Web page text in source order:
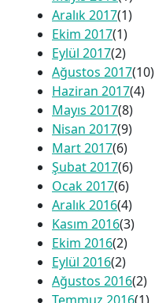
Aralık 2017(1)
Ekim 2017(1)
Eylül 2017(2)
Ağustos 2017(10)
Haziran 2017(4)
Mayıs 2017(8)
Nisan 2017(9)
Mart 2017(6)
Şubat 2017(6)
Ocak 2017(6)
Aralık 2016(4)
Kasım 2016(3)
Ekim 2016(2)
Eylül 2016(2)
Ağustos 2016(2)